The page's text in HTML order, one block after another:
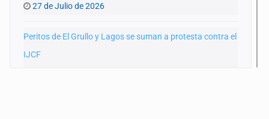
27 de Julio de 2026
Peritos de El Grullo y Lagos se suman a protesta contra el
IJCF